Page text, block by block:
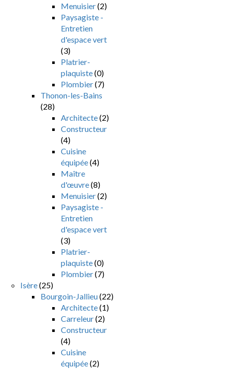
Menuisier(2)
Paysagiste -
Entretien
d'espace vert
(3)
Platrier-
plaquiste(0)
Plombier(7)
Thonon-les-Bains
(28)
Architecte(2)
Constructeur
(4)
Cuisine
équipée(4)
Maître
d'œuvre(8)
Menuisier(2)
Paysagiste -
Entretien
d'espace vert
(3)
Platrier-
plaquiste(0)
Plombier(7)
Isère(25)
Bourgoin-Jallieu(22)
Architecte(1)
Carreleur(2)
Constructeur
(4)
Cuisine
équipée(2)